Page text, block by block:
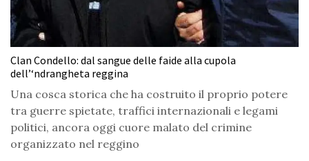
Clan Condello: dal sangue delle faide alla cupola
dell’‘ndrangheta reggina
Una cosca storica che ha costruito il proprio potere
tra guerre spietate, traffici internazionali e legami
politici, ancora oggi cuore malato del crimine
organizzato nel reggino